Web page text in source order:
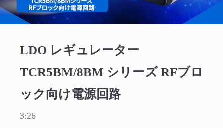
採用情報
LDO レギュレーター
TCR5BM/8BM シリーズ RFブロ
ック向け電源回路
3:26